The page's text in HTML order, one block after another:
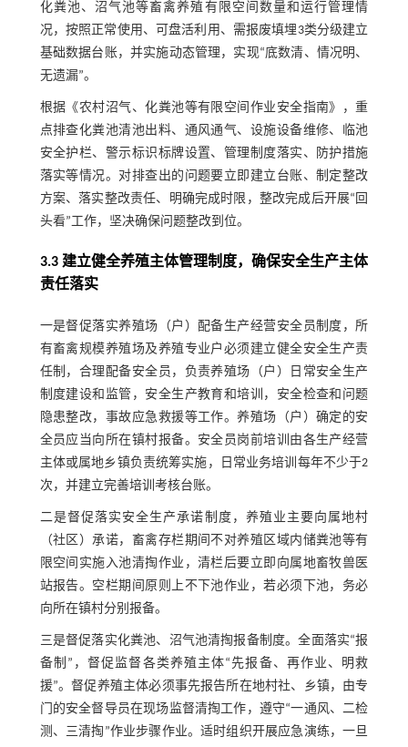
化粪池、沼气池等畜禽养殖有限空间数量和运行管理情
况，按照正常使用、可盘活利用、需报废填埋3类分级建立
基础数据台账，并实施动态管理，实现“底数清、情况明、
无遗漏”。
根据《农村沼气、化粪池等有限空间作业安全指南》，重
点排查化粪池清池出料、通风通气、设施设备维修、临池
安全护栏、警示标识标牌设置、管理制度落实、防护措施
落实等情况。对排查出的问题要立即建立台账、制定整改
方案、落实整改责任、明确完成时限，整改完成后开展“回
头看”工作，坚决确保问题整改到位。
3.3 建立健全养殖主体管理制度，确保安全生产主体
责任落实
一是督促落实养殖场（户）配备生产经营安全员制度，所
有畜禽规模养殖场及养殖专业户必须建立健全安全生产责
任制，合理配备安全员，负责养殖场（户）日常安全生产
制度建设和监管，安全生产教育和培训，安全检查和问题
隐患整改，事故应急救援等工作。养殖场（户）确定的安
全员应当向所在镇村报备。安全员岗前培训由各生产经营
主体或属地乡镇负责统筹实施，日常业务培训每年不少于2
次，并建立完善培训考核台账。
二是督促落实安全生产承诺制度，养殖业主要向属地村
（社区）承诺，畜禽存栏期间不对养殖区域内储粪池等有
限空间实施入池清掏作业，清栏后要立即向属地畜牧兽医
站报告。空栏期间原则上不下池作业，若必须下池，务必
向所在镇村分别报备。
三是督促落实化粪池、沼气池清掏报备制度。全面落实“报
备制”，督促监督各类养殖主体“先报备、再作业、明救
援”。督促养殖主体必须事先报告所在地村社、乡镇，由专
门的安全督导员在现场监督清掏工作，遵守“一通风、二检
测、三清掏”作业步骤作业。适时组织开展应急演练，一旦